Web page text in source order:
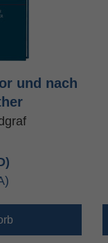
und nach